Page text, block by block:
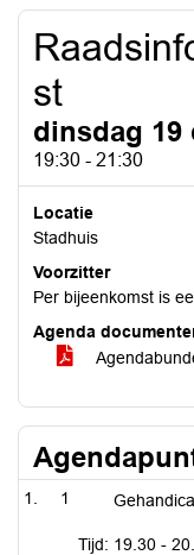
st
dinsdag 19
19:30 - 21:30
Locatie
Stadhuis
Voorzitter
Per bijeenkomst is
Agenda
1
Tijd: 19.30 -